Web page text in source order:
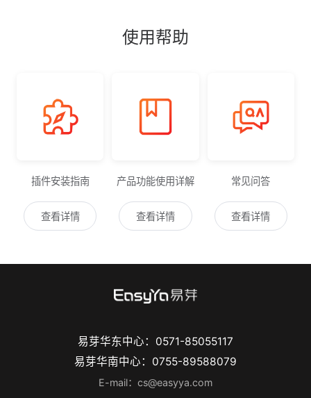
使用帮助
插件安装指南
查看详情
产品功能使用详解
查看详情
常见问答
查看详情
易芽华东中心：0571-85055117
易芽华南中心：0755-89588079
E-mail：cs@easyya.com